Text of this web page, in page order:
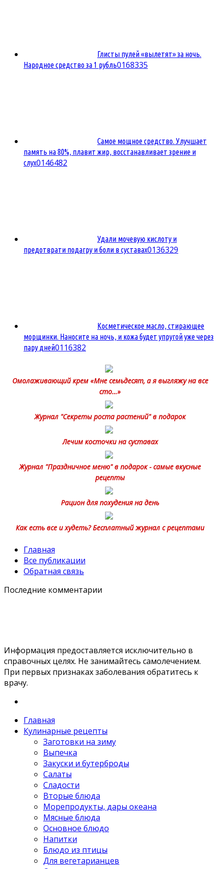
Глисты пулей «вылетят» за ночь.
Народное средство за 1 рубль0168335
Самое мощное средство. Улучшает
память на 80%, плавит жир, восстанавливает зрение и
слух0146482
Удали мочевую кислоту и
предотврати подагру и боли в суставах0136329
Косметическое масло, стирающее
морщинки. Наносите на ночь, и кожа будет упругой уже через
пару дней0116382
Омолаживающий крем «Мне семьдесят, а я выгляжу на все
сто…»
Журнал "Секреты роста растений" в подарок
Лечим косточки на суставах
Журнал "Праздничное меню" в подарок - самые вкусные
рецепты
Рацион для похудения на день
Как есть все и худеть? Бесплатный журнал с рецептами
Главная
Все публикации
Обратная связь
Последние комментарии
Информация предоставляется исключительно в
справочных целях. Не занимайтесь самолечением.
При первых признаках заболевания обратитесь к
врачу.
Главная
Кулинарные рецепты
Заготовки на зиму
Выпечка
Закуски и бутерброды
Салаты
Сладости
Вторые блюда
Морепродукты, дары океана
Мясные блюда
Основное блюдо
Напитки
Блюдо из птицы
Для вегетарианцев